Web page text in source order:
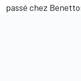
passé chez